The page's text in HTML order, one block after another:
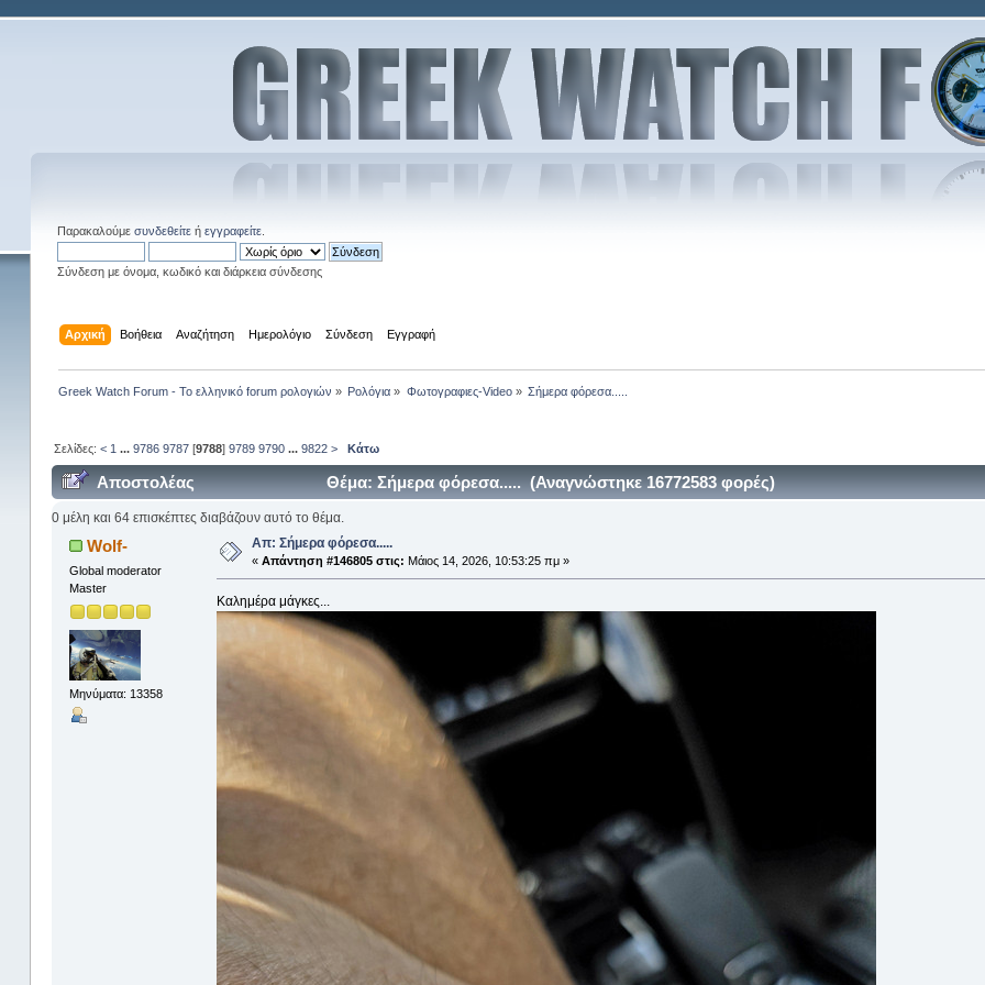
Παρακαλούμε συνδεθείτεή εγγραφείτε.
Σύνδεση με όνομα, κωδικό και διάρκεια σύνδεσης
Αρχική Βοήθεια Αναζήτηση Ημερολόγιο Σύνδεση Εγγραφή
Greek Watch Forum - Το ελληνικό forum ρολογιών » Ρολόγια » Φωτογραφιες-Video» Σήμερα φόρεσα.....
Σελίδες:< 1 ...9786 9787 [9788]9789 9790 ...9822 > Κάτω
Αποστολέας Θέμα: Σήμερα φόρεσα..... (Αναγνώστηκε 16772583 φορές)
0 μέλη και 64 επισκέπτες διαβάζουν αυτό το θέμα.
Wolf-
Global moderator
Master
Μηνύματα: 13358
Απ: Σήμερα φόρεσα.....
« Απάντηση #146805 στις: Μάιος 14, 2026, 10:53:25 πμ »
Καλημέρα μάγκες...